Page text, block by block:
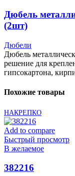
Дюбель
(2шт)
Дюбели
Дюбель
решение для
гипсокартона,
Похожие товары
НАКРЕПКО
Add to compare
Быстрый просмотр
В желаемое
382216